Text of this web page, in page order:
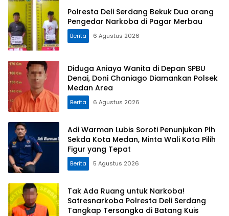
Polresta Deli Serdang Bekuk Dua orang
Pengedar Narkoba di Pagar Merbau
Berita 6 Agustus 2026
Diduga Aniaya Wanita di Depan SPBU
Denai, Doni Chaniago Diamankan Polsek
Medan Area
Berita 6 Agustus 2026
Adi Warman Lubis Soroti Penunjukan Plh
Sekda Kota Medan, Minta Wali Kota Pilih
Figur yang Tepat
Berita 5 Agustus 2026
Tak Ada Ruang untuk Narkoba!
Satresnarkoba Polresta Deli Serdang
Tangkap Tersangka di Batang Kuis